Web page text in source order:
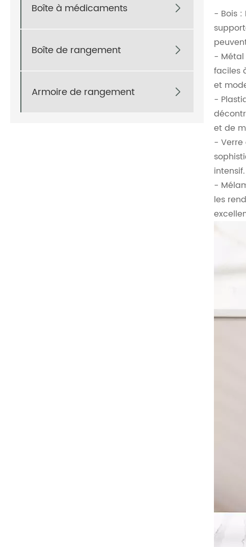
Boîte à médicaments 
Boîte de rangement 
Armoire de rangement 
- Bois :
- Métal
faciles
et
-
et de
- Verre
-
les